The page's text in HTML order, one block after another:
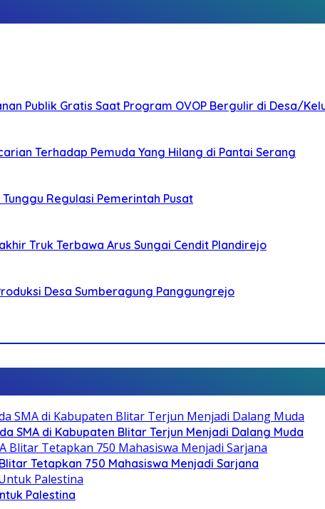
Publik Gratis Saat Program OVOP Bergulir di Desa/
Terhadap Pemuda Yang Hilang di Pantai Serang
Regulasi Pemerintah Pusat
Truk Terbawa Arus Sungai Cendit Plandirejo
Desa Sumberagung Panggungrejo
SMA di Kabupaten Blitar Terjun Menjadi Dalang Muda
Tetapkan 750 Mahasiswa Menjadi Sarjana
Palestina